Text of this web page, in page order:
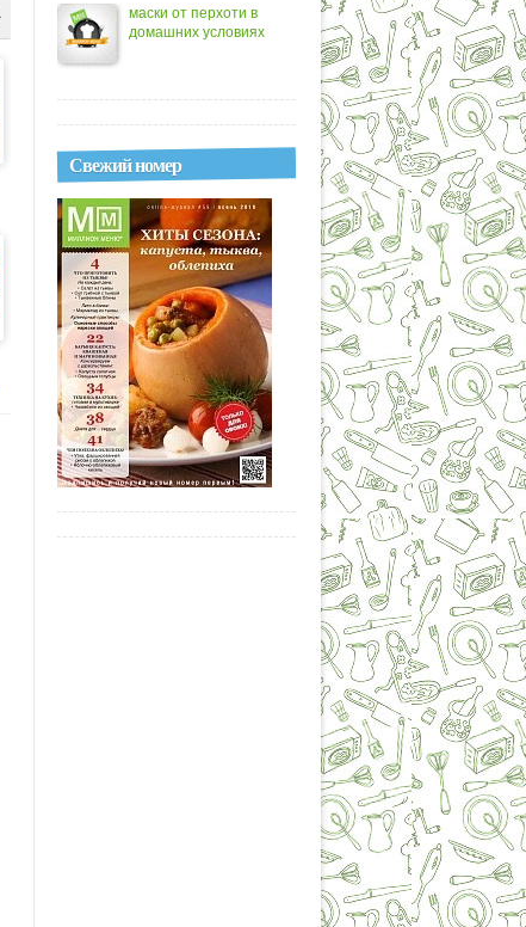
маски от перхоти в
домашних условиях
Свежий номер